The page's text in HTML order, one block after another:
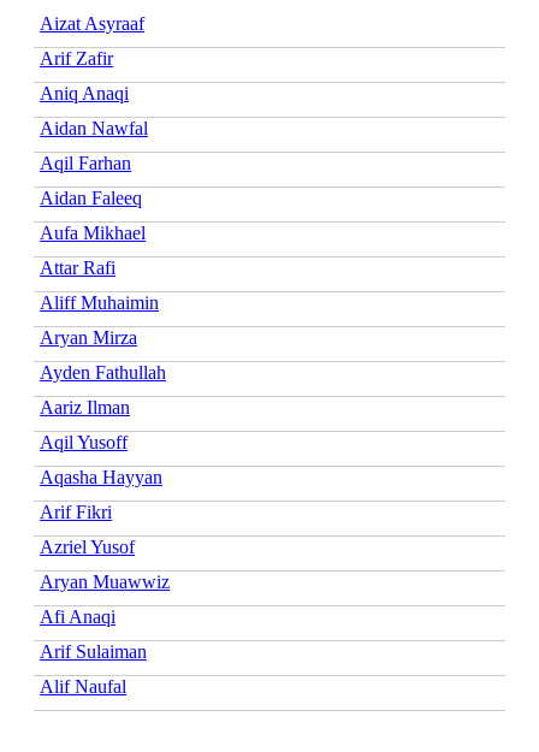
Aizat Asyraaf
Arif Zafir
Aniq Anaqi
Aidan Nawfal
Aqil Farhan
Aidan Faleeq
Aufa Mikhael
Attar Rafi
Aliff Muhaimin
Aryan Mirza
Ayden Fathullah
Aariz Ilman
Aqil Yusoff
Aqasha Hayyan
Arif Fikri
Azriel Yusof
Aryan Muawwiz
Afi Anaqi
Arif Sulaiman
Alif Naufal